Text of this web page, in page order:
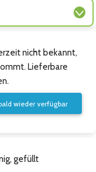
nicht bekannt,
Lieferbare
wieder verfügbar
gefüllt